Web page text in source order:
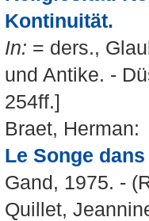
Kontinuität.
In: = ders.,
und Antike. -
254ff.]
Braet, Herman:
Le Songe
Gand, 1975. -
Quillet,